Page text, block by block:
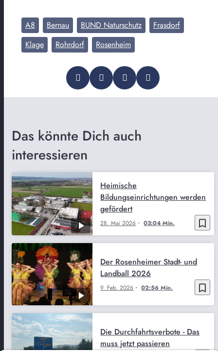
A8 Bernau BUND Naturschutz
Frasdorf
Klage
Rohrdorf Rosenheim
Das könnte Dich auch
interessieren
bookmark_border
28. Mai 2026 03:04 Min.
Heimische
Bildungseinrichtungen werden
gefördert
bookmark_border
9. Feb. 2026 02:56 Min.
Der Rosenheimer Stadt- und
Landball 2026
Die Durchfahrtsverbote - Das
muss jetzt passieren